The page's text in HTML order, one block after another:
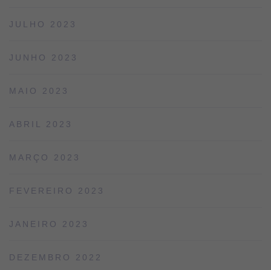
JULHO 2023
JUNHO 2023
MAIO 2023
ABRIL 2023
MARÇO 2023
FEVEREIRO 2023
JANEIRO 2023
DEZEMBRO 2022